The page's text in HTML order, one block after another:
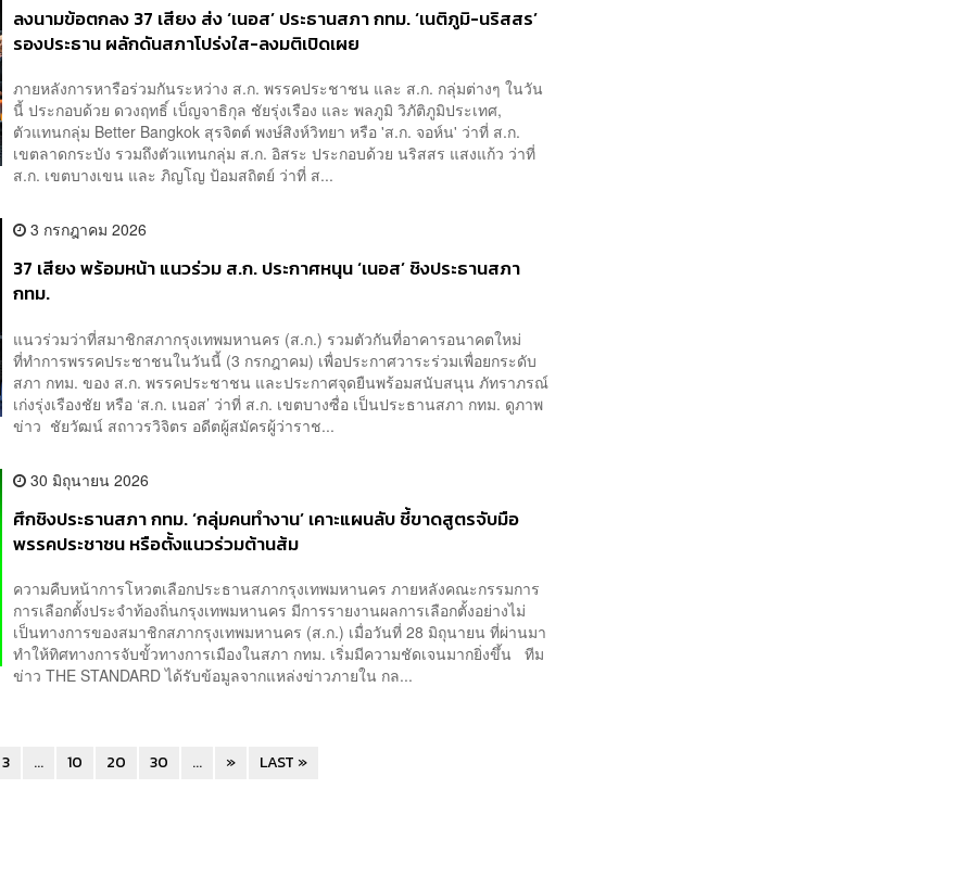
ลงนามข้อตกลง 37 เสียง ส่ง ‘เนอส’ ประธานสภา กทม. ‘เนติภูมิ-นริสสร’
รองประธาน ผลักดันสภาโปร่งใส-ลงมติเปิดเผย
ภายหลังการหารือร่วมกันระหว่าง ส.ก. พรรคประชาชน และ ส.ก. กลุ่มต่างๆ ในวัน
นี้ ประกอบด้วย ดวงฤทธิ์ เบ็ญจาธิกุล ชัยรุ่งเรือง และ พลภูมิ วิภัติภูมิประเทศ,
ตัวแทนกลุ่ม Better Bangkok สุรจิตต์ พงษ์สิงห์วิทยา หรือ 'ส.ก. จอห์น' ว่าที่ ส.ก.
เขตลาดกระบัง รวมถึงตัวแทนกลุ่ม ส.ก. อิสระ ประกอบด้วย นริสสร แสงแก้ว ว่าที่
ส.ก. เขตบางเขน และ ภิญโญ ป้อมสถิตย์ ว่าที่ ส...
3 กรกฎาคม 2026
37 เสียง พร้อมหน้า แนวร่วม ส.ก. ประกาศหนุน ‘เนอส’ ชิงประธานสภา
กทม.
แนวร่วมว่าที่สมาชิกสภากรุงเทพมหานคร (ส.ก.) รวมตัวกันที่อาคารอนาคตใหม่
ที่ทำการพรรคประชาชนในวันนี้ (3 กรกฎาคม) เพื่อประกาศวาระร่วมเพื่อยกระดับ
สภา กทม. ของ ส.ก. พรรคประชาชน และประกาศจุดยืนพร้อมสนับสนุน ภัทราภรณ์
เก่งรุ่งเรืองชัย หรือ ‘ส.ก. เนอส’ ว่าที่ ส.ก. เขตบางซื่อ เป็นประธานสภา กทม. ดูภาพ
ข่าว ชัยวัฒน์ สถาวรวิจิตร อดีตผู้สมัครผู้ว่าราช...
30 มิถุนายน 2026
ศึกชิงประธานสภา กทม. ‘กลุ่มคนทำงาน’ เคาะแผนลับ ชี้ขาดสูตรจับมือ
พรรคประชาชน หรือตั้งแนวร่วมต้านส้ม
ความคืบหน้าการโหวตเลือกประธานสภากรุงเทพมหานคร ภายหลังคณะกรรมการ
การเลือกตั้งประจำท้องถิ่นกรุงเทพมหานคร มีการรายงานผลการเลือกตั้งอย่างไม่
เป็นทางการของสมาชิกสภากรุงเทพมหานคร (ส.ก.) เมื่อวันที่ 28 มิถุนายน ที่ผ่านมา
ทำให้ทิศทางการจับขั้วทางการเมืองในสภา กทม. เริ่มมีความชัดเจนมากยิ่งขึ้น ทีม
ข่าว THE STANDARD ได้รับข้อมูลจากแหล่งข่าวภายใน กล...
3 ... 10 20 30 ... » LAST »